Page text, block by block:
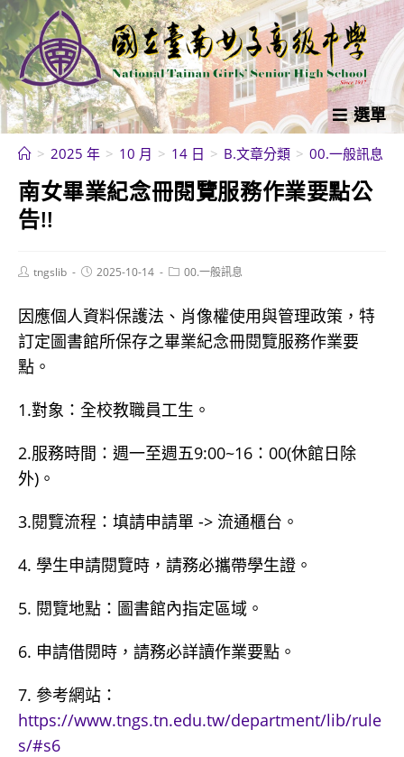
跳
轉
至
主
要
內
選單
> 2025 年 > 10 月 > 14 日 > B.文章分類 > 00.一般訊息
南女畢業紀念冊閱覽服務作業要點公
告!!
Posttngslib
Post2025-10-14
Post00.一般訊息
因應個人資料保護法、肖像權使用與管理政策，特
訂定圖書館所保存之畢業紀念冊閱覽服務作業要
點。
1.對象：全校教職員工生。
2.服務時間：週一至週五9:00~16：00(休館日除
外)。
3.閱覽流程：填請申請單 -> 流通櫃台。
4. 學生申請閱覽時，請務必攜帶學生證。
5. 閱覽地點：圖書館內指定區域。
6. 申請借閱時，請務必詳讀作業要點。
7. 參考網站：
https://www.tngs.tn.edu.tw/department/lib/rule
s/#s6